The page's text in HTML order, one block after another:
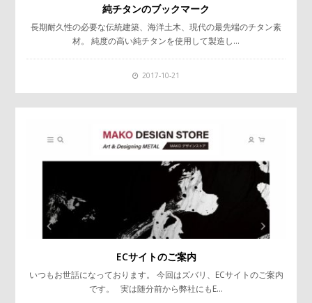
純チタンのブックマーク
長期耐久性の必要な伝統建築、海洋土木、現代の最先端のチタン素
材。 純度の高い純チタンを使用して製造し…
2017-10-21
ECサイトのご案内
いつもお世話になっております。 今回はズバリ、ECサイトのご案内
です。 実は随分前から弊社にもE…